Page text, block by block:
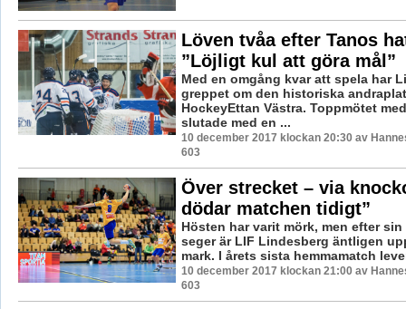
Löven tvåa efter Tanos
”Löjligt kul att göra mål”
Med en omgång kvar att spela har
greppet om den historiska
HockeyEttan Västra. Toppmötet
slutade med en ...
10 december 2017 klockan 20:30 av
603
Över strecket – via
dödar matchen tidigt”
Hösten har varit mörk, men efter sin
seger är LIF Lindesberg äntligen
mark. I årets sista hemmamatch
10 december 2017 klockan 21:00 av
603